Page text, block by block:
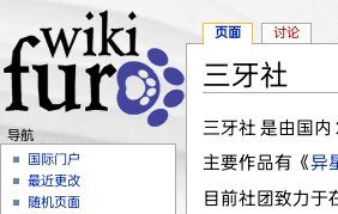
三牙社
三牙社 是由国内
主要作品有《异
目前社团致力于
页面 讨论
导航
国际门户
最近更改
随机页面